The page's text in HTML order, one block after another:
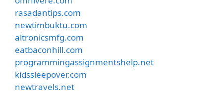
rasadantips.com
newtimbuktu.com
altronicsmfg.com
eatbaconhill.com
programmingassignmentshelp.net
kidssleepover.com
newtravels.net